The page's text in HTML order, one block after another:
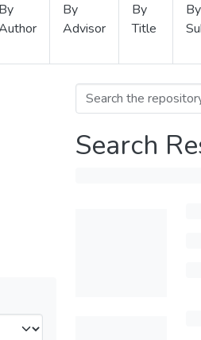
By
By
Advisor
By
Title
By
Search